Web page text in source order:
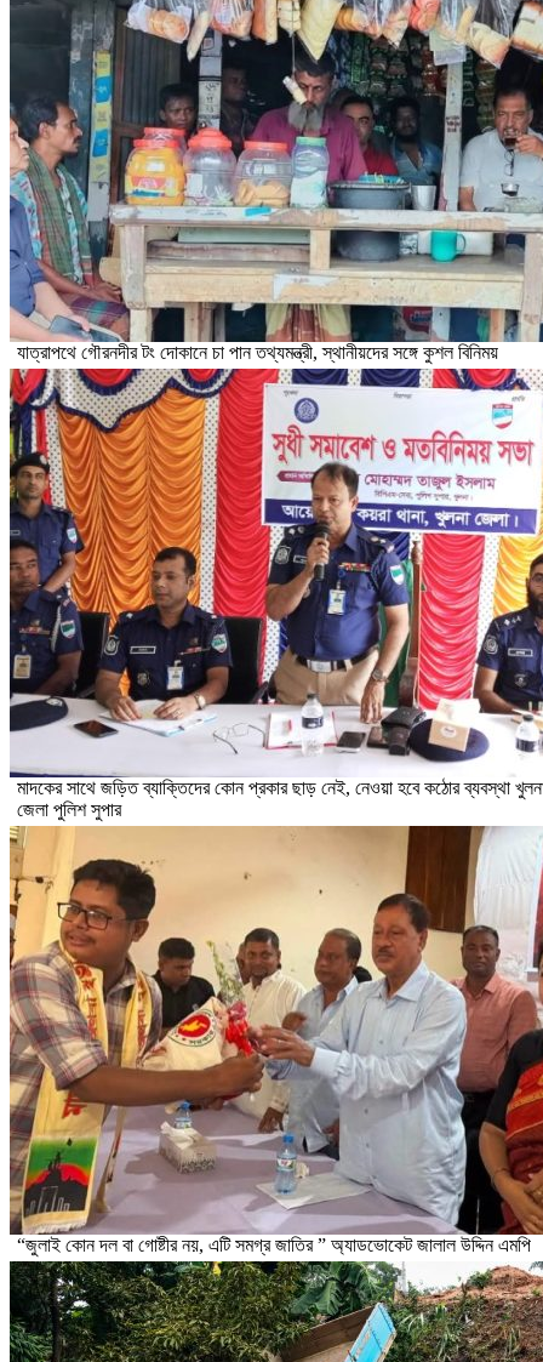
যাত্রাপথে গৌরনদীর টং দোকানে চা পান তথ্যমন্ত্রী, স্থানীয়দের সঙ্গে কুশল বিনিময়
মাদকের সাথে জড়িত ব্যাক্তিদের কোন প্রকার ছাড় নেই, নেওয়া হবে কঠোর ব্যবস্থা
জেলা পুলিশ সুপার
“জুলাই কোন দল বা গোষ্টীর নয়, এটি সমগ্র জাতির ” অ্যাডভোকেট জালাল উদ্দিন এমপি